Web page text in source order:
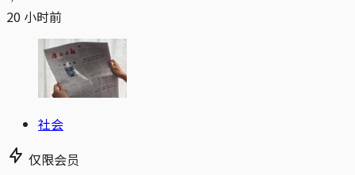
20 小时前
社会
仅限会员